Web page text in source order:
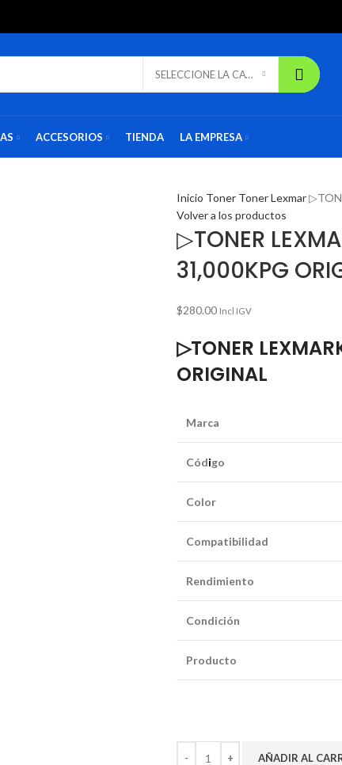
SELECCIONE LA CATEGORÍA
ACCESORIOS TIENDA LA EMPRESA
Inicio Toner Toner Lexmar
Volver a los productos
▷TONER
31,000KPG
$280.00 Incl IGV
▷TONER
ORIGINAL
Marca
Código
Color
Compatibilidad
Rendimiento
Condición
Producto
AÑADIR AL